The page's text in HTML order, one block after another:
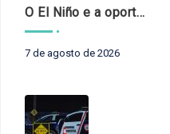
O El Niño e a oportunidade de fortalecer o controle externo das políticas climáticas
7 de agosto de 2026